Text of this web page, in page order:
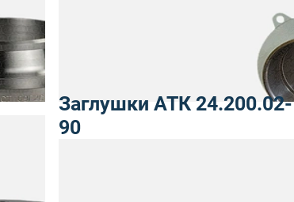
Заглушки АТК 24.200.02-
90